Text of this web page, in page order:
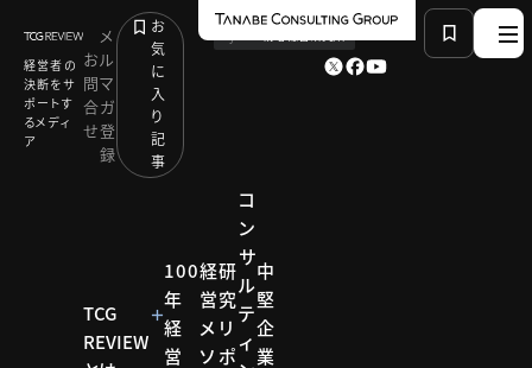
経営者の
決断をサ
ポートす
るメディ
ア
お
問
合
せ
メ
ル
マ
ガ
登
録
お
気
に
入
り
記
事
TCG
REVIEW
100
年
経
営
経
営
メ
ソ
研
究
リ
ポ
コ
ン
サ
ル
テ
ィ
中
堅
企
業
モデル企業
深化と探索、両利きの経営で「壁をつくらない」未来戦
略